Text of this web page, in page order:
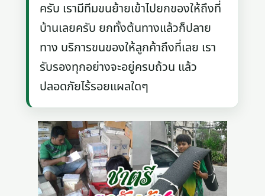
ครับ เรามีทีมขนย้ายเข้าไปยกของให้ถึงที่
บ้านเลยครับ ยกทั้งต้นทางแล้วก็ปลาย
ทาง บริการขนของให้ลูกค้าถึงที่เลย เรา
รับรองทุกอย่างจะอยู่ครบถ้วน แล้ว
ปลอดภัยไร้รอยแผลใดๆ